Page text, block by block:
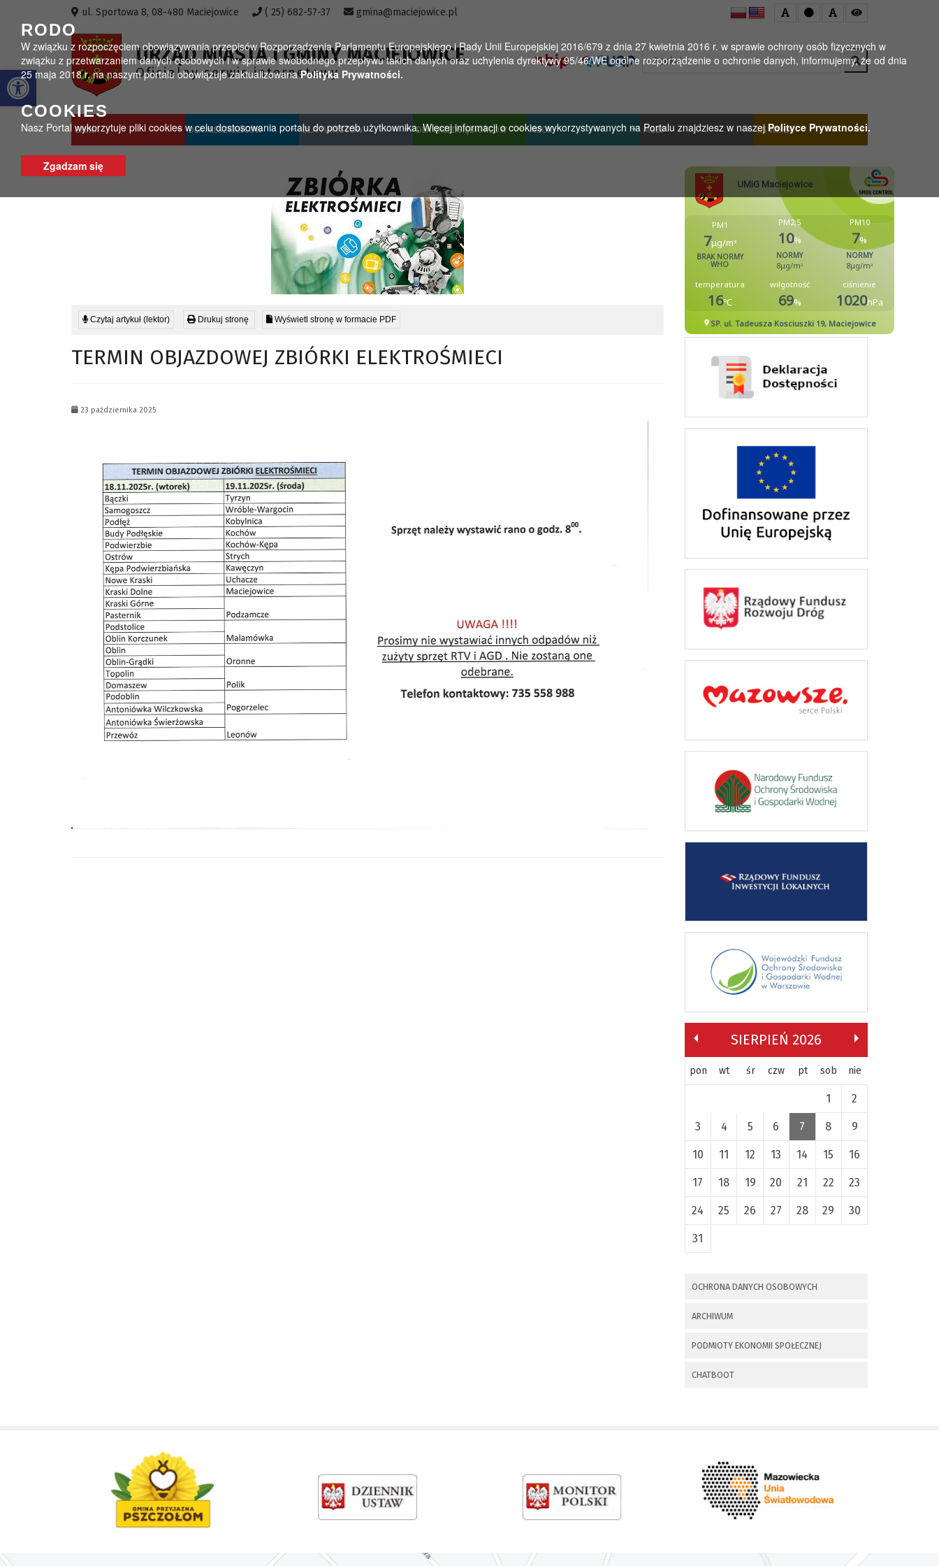
Otwórz pasek narzędzi
RODO
W związku z rozpoczęciem obowiązywania przepisów Rozporządzenia Parlamentu Europejskiego i Rady Unii Europejskiej 2016/679 z dnia 27 kwietnia 2016 r. w sprawie ochrony osób fizycznych w
związku z przetwarzaniem danych osobowych i w sprawie swobodnego przepływu takich danych oraz uchylenia dyrektywy 95/46/WE ogólne rozporządzenie o ochronie danych, informujemy, że od dnia
25 maja 2018 r. na naszym portalu obowiązuje zaktualizowanaPolityka Prywatności.
COOKIES
Nasz Portal wykorzytuje pliki cookies w celu dostosowania portalu do potrzeb użytkownika. Więcej informacji o cookies wykorzystywanych na Portalu znajdziesz w naszejPolityce Prywatności.
Zgadzam się
ul. Sportowa 8, 08-480 Maciejowice ( 25) 682-57-37 gmina@maciejowice.pl
URZĄD MIASTA I GMINY MACIEJOWICE
Oficjalny serwis internetowy
Wyszukaj
GMINA DLA MIESZKAŃCÓW DLA TURYSTÓW DLA PRZEDSIĘBIORCÓW MGOK MGBP KS WISŁA
Czytaj artykuł (lektor) Drukuj stronę Wyświetl stronę w formacie PDF
TERMIN OBJAZDOWEJ ZBIÓRKI ELEKTROŚMIECI
23 października 2025
SIERPIEŃ 2026
pon wt śr czw pt sob nie
1 2
3 4 5 6 7 8 9
10 11 12 13 14 15 16
17 18 19 20 21 22 23
24 25 26 27 28 29 30
31
Bitwy pod
informacyjne 28.09.2021 r.
Invalid date
ZAPROSZENIE NA
Ludowych Regionów
OCHRONA DANYCH OSOBOWYCH
ARCHIWUM
PODMIOTY EKONOMII SPOŁECZNEJ
CHATBOOT